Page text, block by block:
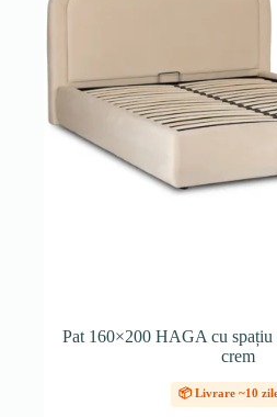
Pat 160×200 HAGA cu spațiu
crem
📦 Livrare ~10